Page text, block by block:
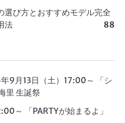
選び方とおすすめモデル完全
法
88
9月13日（土）17:00～ 「シ
里 生誕祭
～ 「PARTYが始まるよ」